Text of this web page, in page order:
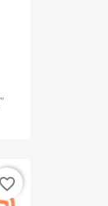
favorite_border